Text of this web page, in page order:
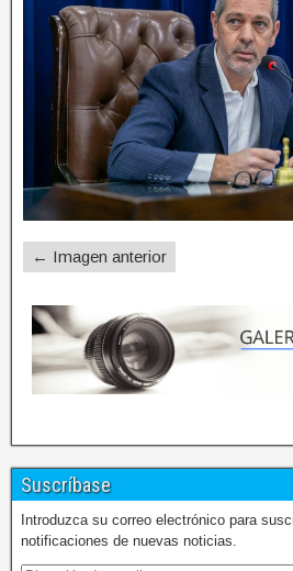
← Imagen anterior
Suscríbase
Introduzca su correo electrónico para
notificaciones de nuevas noticias.